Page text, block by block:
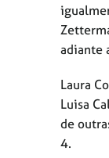
adiante
Laura
Luisa
de
4.